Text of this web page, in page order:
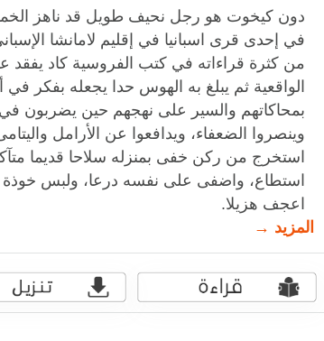
دون كيخوت هو رجل نحيف طويل قد ناهز
في إحدى قرى اسبانيا في إقليم لامانشا
من كثرة قراءاته في كتب الفروسية كاد يفقد
الواقعية ثم يبلغ به الهوس حدا يجعله بفكر
بمحاكاتهم والسير على نهجهم حين يضربون
وينصروا الضعفاء، ويدافعوا عن الأرامل
استخرج من ركن خفى بمنزله سلاحا قديما
استطاع، واضفى على نفسه درعا، ولبس
اعجف هزيلا.
المزيد →